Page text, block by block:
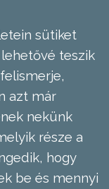
sütiket
lehetővé teszik
azt már
nekünk
része a
hogy
be és mennyi